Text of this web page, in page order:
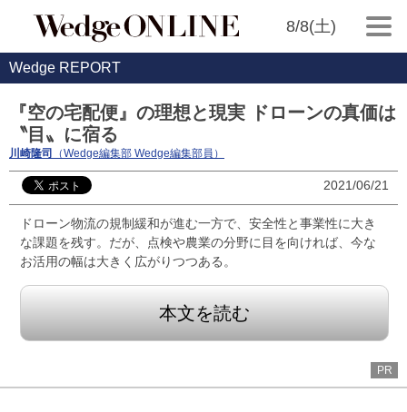
8/8(土)
Wedge REPORT
『空の宅配便』の理想と現実 ドローンの真価は
〝目〟に宿る
川崎隆司 （Wedge編集部 Wedge編集部員）
2021/06/21
ドローン物流の規制緩和が進む一方で、安全性と事業性に大き
な課題を残す。だが、点検や農業の分野に目を向ければ、今な
お活用の幅は大きく広がりつつある。
本文を読む
PR